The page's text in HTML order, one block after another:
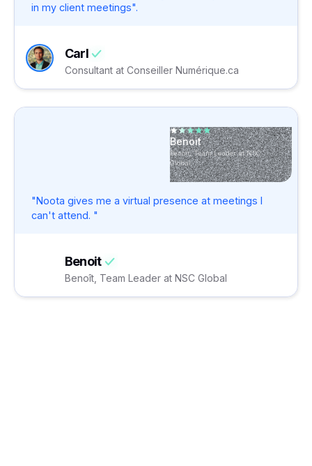
in my client meetings".
Carl
Consultant at Conseiller Numérique.ca
Benoit
Benoît, Team Leader at NSC
Global
"Noota gives me a virtual presence at meetings I
can't attend. "
Benoit
Benoît, Team Leader at NSC Global